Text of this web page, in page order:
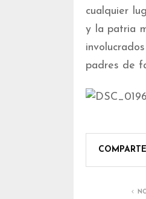
cualquier
y la patria
padres de